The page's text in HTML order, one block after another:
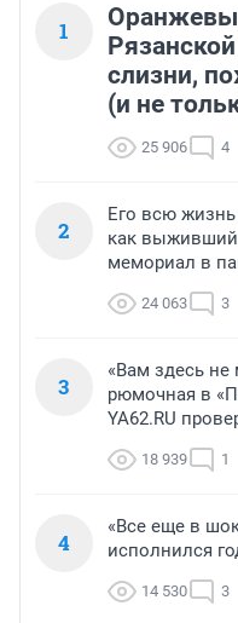
1
слизни,
(и не
25 906 4
2
Его всю
как выживший
мемориал в
24 063 3
3
«Вам здесь не
рюмочная в
YA62.RU
18 939 1
4
«Все еще в
исполнился
14 530 3